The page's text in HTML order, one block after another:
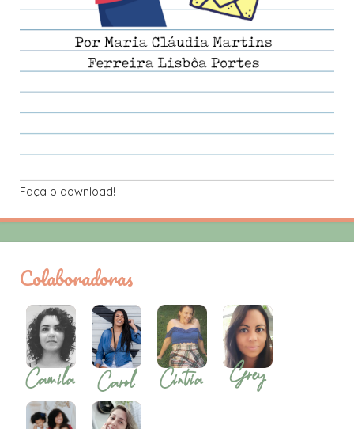
Faça o download!
Colaboradoras